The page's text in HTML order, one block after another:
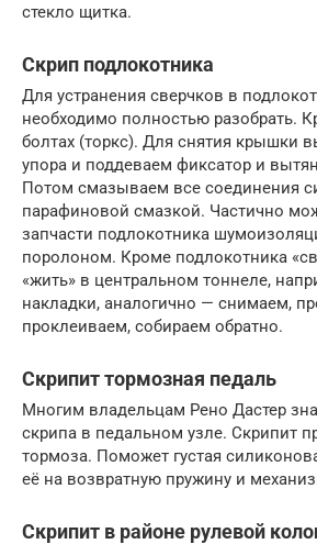
стекло щитка.
Скрип подлокотника
Для устранения сверчков в
необходимо полностью разобрать.
болтах (торкс). Для снятия крышки
упора и поддеваем фиксатор и
Потом смазываем все соединения
парафиновой смазкой. Частично
запчасти подлокотника
поролоном. Кроме подлокотника
«жить» в центральном тоннеле,
накладки, аналогично — снимаем,
проклеиваем, собираем обратно.
Скрипит тормозная педаль
Многим владельцам Рено Дастер
скрипа в педальном узле. Скрипит
тормоза. Поможет густая
её на возвратную пружину и
Скрипит в районе рулевой